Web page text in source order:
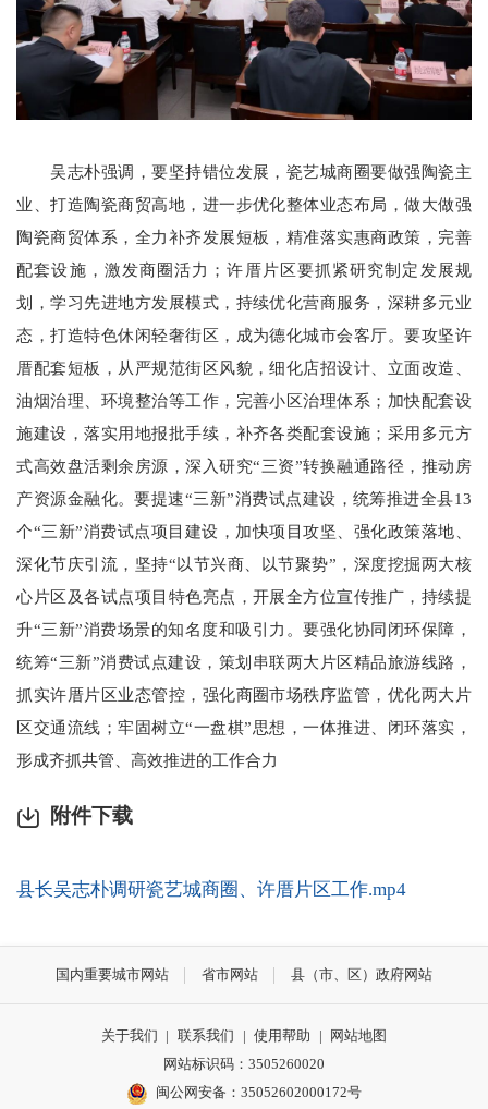
吴志朴强调，要坚持错位发展，瓷艺城商圈要做强陶瓷主
业、打造陶瓷商贸高地，进一步优化整体业态布局，做大做强
陶瓷商贸体系，全力补齐发展短板，精准落实惠商政策，完善
配套设施，激发商圈活力；许厝片区要抓紧研究制定发展规
划，学习先进地方发展模式，持续优化营商服务，深耕多元业
态，打造特色休闲轻奢街区，成为德化城市会客厅。要攻坚许
厝配套短板，从严规范街区风貌，细化店招设计、立面改造、
油烟治理、环境整治等工作，完善小区治理体系；加快配套设
施建设，落实用地报批手续，补齐各类配套设施；采用多元方
式高效盘活剩余房源，深入研究“三资”转换融通路径，推动房
产资源金融化。要提速“三新”消费试点建设，统筹推进全县13
个“三新”消费试点项目建设，加快项目攻坚、强化政策落地、
深化节庆引流，坚持“以节兴商、以节聚势”，深度挖掘两大核
心片区及各试点项目特色亮点，开展全方位宣传推广，持续提
升“三新”消费场景的知名度和吸引力。要强化协同闭环保障，
统筹“三新”消费试点建设，策划串联两大片区精品旅游线路，
抓实许厝片区业态管控，强化商圈市场秩序监管，优化两大片
区交通流线；牢固树立“一盘棋”思想，一体推进、闭环落实，
形成齐抓共管、高效推进的工作合力
附件下载
县长吴志朴调研瓷艺城商圈、许厝片区工作.mp4
国内重要城市网站 省市网站 县（市、区）政府网站
关于我们 | 联系我们 | 使用帮助 | 网站地图
网站标识码：3505260020
闽公网安备：35052602000172号